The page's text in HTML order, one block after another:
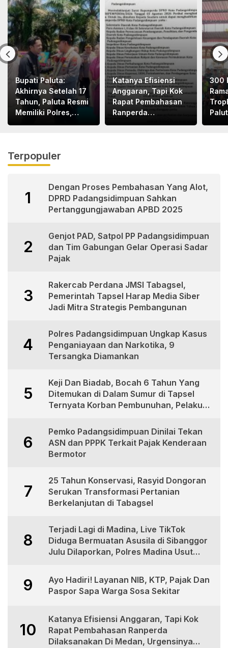
Bupati Paluta:
Akhirnya Setelah 17
Tahun, Paluta Resmi
Memiliki Polres,
Katanya Efisiensi
Anggaran, Tapi Kok
Rapat Pembahasan
Ranperda
300
Terpopuler
1
Dengan Proses Pembahasan Yang Alot,
DPRD Padangsidimpuan Sahkan
Pertanggungjawaban APBD 2025
2
Genjot PAD, Satpol PP Padangsidimpuan
dan Tim Gabungan Gelar Operasi Sadar
Pajak
3
Rakercab Perdana JMSI Tabagsel,
Pemerintah Tapsel Harap Media Siber
Jadi Mitra Strategis Pembangunan
4
Polres Padangsidimpuan Ungkap Kasus
Penganiayaan dan Narkotika, 9
Tersangka Diamankan
5
Keji Dan Biadab, Bocah 6 Tahun Yang
Ditemukan di Dalam Sumur di Tapsel
Ternyata Korban Pembunuhan, Pelaku
6
Pemko Padangsidimpuan Dinilai Tekan
ASN dan PPPK Terkait Pajak Kenderaan
Bermotor
7
25 Tahun Konservasi, Rasyid Dongoran
Serukan Transformasi Pertanian
Berkelanjutan di Tabagsel
8
Terjadi Lagi di Madina, Live TikTok
Diduga Bermuatan Asusila di Sibanggor
Julu Dilaporkan, Polres Madina Usut
9
Ayo Hadiri! Layanan NIB, KTP, Pajak Dan
Paspor Sapa Warga Sosa Sekitar
10
Katanya Efisiensi Anggaran, Tapi Kok
Rapat Pembahasan Ranperda
Dilaksanakan Di Medan, Urgensinya